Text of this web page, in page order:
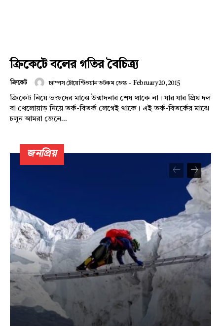
ক্রিকেটে বলের গতির বৈচিত্র্য
ক্রিকেট চ্যাম্পস টোয়েন্টিওয়ান ডটকম ডেস্ক - February 20, 2015
ক্রিকেট নিয়ে ভক্তদের মাঝে উন্মাদনার শেষ থাকে না। যার যার প্রিয় দল
বা খেলোয়াড় নিয়ে তর্ক-বিতর্ক লেগেই থাকে। এই তর্ক-বিতর্কের মাঝে
চলুন আমরা জেনে...
জনপ্রিয়